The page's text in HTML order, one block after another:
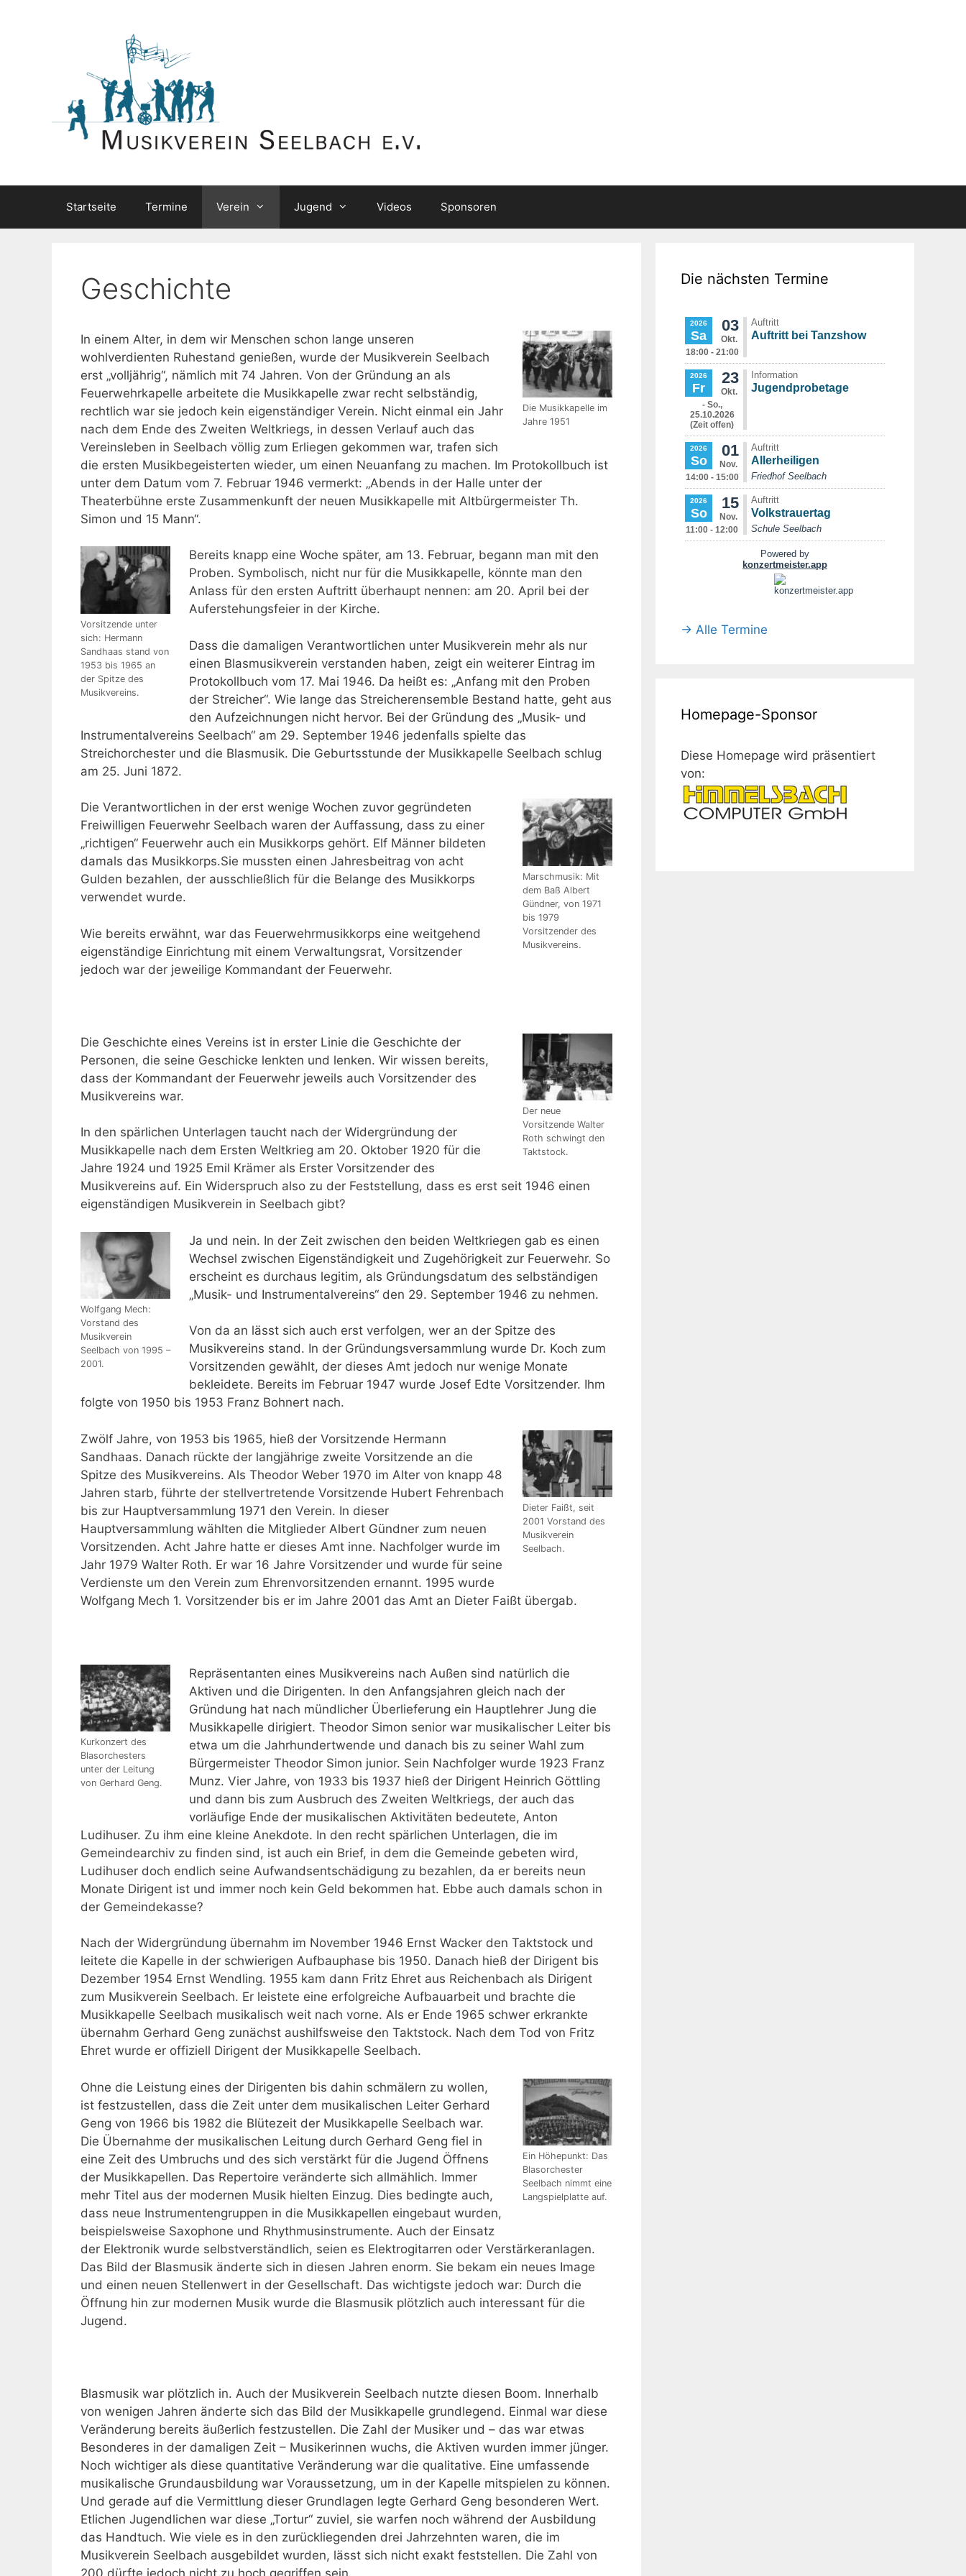
Startseite Termine Verein Jugend Videos Sponsoren
Geschichte
Die Musikkapelle im
Jahre 1951
In einem Alter, in dem wir Menschen schon lange unseren
wohlverdienten Ruhestand genießen, wurde der Musikverein Seelbach
erst „volljährig“, nämlich mit 74 Jahren. Von der Gründung an als
Feuerwehrkapelle arbeitete die Musikkapelle zwar recht selbständig,
rechtlich war sie jedoch kein eigenständiger Verein. Nicht einmal ein Jahr
nach dem Ende des Zweiten Weltkriegs, in dessen Verlauf auch das
Vereinsleben in Seelbach völlig zum Erliegen gekommen war, trafen sich
die ersten Musikbegeisterten wieder, um einen Neuanfang zu machen. Im Protokollbuch ist
unter dem Datum vom 7. Februar 1946 vermerkt: „Abends in der Halle unter der
Theaterbühne erste Zusammenkunft der neuen Musikkapelle mit Altbürgermeister Th.
Simon und 15 Mann“.
Vorsitzende unter
sich: Hermann
Sandhaas stand von
1953 bis 1965 an
der Spitze des
Musikvereins.
Bereits knapp eine Woche später, am 13. Februar, begann man mit den
Proben. Symbolisch, nicht nur für die Musikkapelle, könnte man den
Anlass für den ersten Auftritt überhaupt nennen: am 20. April bei der
Auferstehungsfeier in der Kirche.
Dass die damaligen Verantwortlichen unter Musikverein mehr als nur
einen Blasmusikverein verstanden haben, zeigt ein weiterer Eintrag im
Protokollbuch vom 17. Mai 1946. Da heißt es: „Anfang mit den Proben
der Streicher“. Wie lange das Streicherensemble Bestand hatte, geht aus
den Aufzeichnungen nicht hervor. Bei der Gründung des „Musik- und
Instrumentalvereins Seelbach“ am 29. September 1946 jedenfalls spielte das
Streichorchester und die Blasmusik. Die Geburtsstunde der Musikkapelle Seelbach schlug
am 25. Juni 1872.
Marschmusik: Mit
dem Baß Albert
Gündner, von 1971
bis 1979
Vorsitzender des
Musikvereins.
Die Verantwortlichen in der erst wenige Wochen zuvor gegründeten
Freiwilligen Feuerwehr Seelbach waren der Auffassung, dass zu einer
„richtigen“ Feuerwehr auch ein Musikkorps gehört. Elf Männer bildeten
damals das Musikkorps.Sie mussten einen Jahresbeitrag von acht
Gulden bezahlen, der ausschließlich für die Belange des Musikkorps
verwendet wurde.
Wie bereits erwähnt, war das Feuerwehrmusikkorps eine weitgehend
eigenständige Einrichtung mit einem Verwaltungsrat, Vorsitzender
jedoch war der jeweilige Kommandant der Feuerwehr.
Der neue
Vorsitzende Walter
Roth schwingt den
Taktstock.
Die Geschichte eines Vereins ist in erster Linie die Geschichte der
Personen, die seine Geschicke lenkten und lenken. Wir wissen bereits,
dass der Kommandant der Feuerwehr jeweils auch Vorsitzender des
Musikvereins war.
In den spärlichen Unterlagen taucht nach der Widergründung der
Musikkapelle nach dem Ersten Weltkrieg am 20. Oktober 1920 für die
Jahre 1924 und 1925 Emil Krämer als Erster Vorsitzender des
Musikvereins auf. Ein Widerspruch also zu der Feststellung, dass es erst seit 1946 einen
eigenständigen Musikverein in Seelbach gibt?
Wolfgang Mech:
Vorstand des
Musikverein
Seelbach von 1995 –
2001.
Ja und nein. In der Zeit zwischen den beiden Weltkriegen gab es einen
Wechsel zwischen Eigenständigkeit und Zugehörigkeit zur Feuerwehr. So
erscheint es durchaus legitim, als Gründungsdatum des selbständigen
„Musik- und Instrumentalvereins“ den 29. September 1946 zu nehmen.
Von da an lässt sich auch erst verfolgen, wer an der Spitze des
Musikvereins stand. In der Gründungsversammlung wurde Dr. Koch zum
Vorsitzenden gewählt, der dieses Amt jedoch nur wenige Monate
bekleidete. Bereits im Februar 1947 wurde Josef Edte Vorsitzender. Ihm
folgte von 1950 bis 1953 Franz Bohnert nach.
Dieter Faißt, seit
2001 Vorstand des
Musikverein
Seelbach.
Zwölf Jahre, von 1953 bis 1965, hieß der Vorsitzende Hermann
Sandhaas. Danach rückte der langjährige zweite Vorsitzende an die
Spitze des Musikvereins. Als Theodor Weber 1970 im Alter von knapp 48
Jahren starb, führte der stellvertretende Vorsitzende Hubert Fehrenbach
bis zur Hauptversammlung 1971 den Verein. In dieser
Hauptversammlung wählten die Mitglieder Albert Gündner zum neuen
Vorsitzenden. Acht Jahre hatte er dieses Amt inne. Nachfolger wurde im
Jahr 1979 Walter Roth. Er war 16 Jahre Vorsitzender und wurde für seine
Verdienste um den Verein zum Ehrenvorsitzenden ernannt. 1995 wurde
Wolfgang Mech 1. Vorsitzender bis er im Jahre 2001 das Amt an Dieter Faißt übergab.
Kurkonzert des
Blasorchesters
unter der Leitung
von Gerhard Geng.
Repräsentanten eines Musikvereins nach Außen sind natürlich die
Aktiven und die Dirigenten. In den Anfangsjahren gleich nach der
Gründung hat nach mündlicher Überlieferung ein Hauptlehrer Jung die
Musikkapelle dirigiert. Theodor Simon senior war musikalischer Leiter bis
etwa um die Jahrhundertwende und danach bis zu seiner Wahl zum
Bürgermeister Theodor Simon junior. Sein Nachfolger wurde 1923 Franz
Munz. Vier Jahre, von 1933 bis 1937 hieß der Dirigent Heinrich Göttling
und dann bis zum Ausbruch des Zweiten Weltkriegs, der auch das
vorläufige Ende der musikalischen Aktivitäten bedeutete, Anton
Ludihuser. Zu ihm eine kleine Anekdote. In den recht spärlichen Unterlagen, die im
Gemeindearchiv zu finden sind, ist auch ein Brief, in dem die Gemeinde gebeten wird,
Ludihuser doch endlich seine Aufwandsentschädigung zu bezahlen, da er bereits neun
Monate Dirigent ist und immer noch kein Geld bekommen hat. Ebbe auch damals schon in
der Gemeindekasse?
Nach der Widergründung übernahm im November 1946 Ernst Wacker den Taktstock und
leitete die Kapelle in der schwierigen Aufbauphase bis 1950. Danach hieß der Dirigent bis
Dezember 1954 Ernst Wendling. 1955 kam dann Fritz Ehret aus Reichenbach als Dirigent
zum Musikverein Seelbach. Er leistete eine erfolgreiche Aufbauarbeit und brachte die
Musikkapelle Seelbach musikalisch weit nach vorne. Als er Ende 1965 schwer erkrankte
übernahm Gerhard Geng zunächst aushilfsweise den Taktstock. Nach dem Tod von Fritz
Ehret wurde er offiziell Dirigent der Musikkapelle Seelbach.
Ein Höhepunkt: Das
Blasorchester
Seelbach nimmt eine
Langspielplatte auf.
Ohne die Leistung eines der Dirigenten bis dahin schmälern zu wollen,
ist festzustellen, dass die Zeit unter dem musikalischen Leiter Gerhard
Geng von 1966 bis 1982 die Blütezeit der Musikkapelle Seelbach war.
Die Übernahme der musikalischen Leitung durch Gerhard Geng fiel in
eine Zeit des Umbruchs und des sich verstärkt für die Jugend Öffnens
der Musikkapellen. Das Repertoire veränderte sich allmählich. Immer
mehr Titel aus der modernen Musik hielten Einzug. Dies bedingte auch,
dass neue Instrumentengruppen in die Musikkapellen eingebaut wurden,
beispielsweise Saxophone und Rhythmusinstrumente. Auch der Einsatz
der Elektronik wurde selbstverständlich, seien es Elektrogitarren oder Verstärkeranlagen.
Das Bild der Blasmusik änderte sich in diesen Jahren enorm. Sie bekam ein neues Image
und einen neuen Stellenwert in der Gesellschaft. Das wichtigste jedoch war: Durch die
Öffnung hin zur modernen Musik wurde die Blasmusik plötzlich auch interessant für die
Jugend.
Blasmusik war plötzlich in. Auch der Musikverein Seelbach nutzte diesen Boom. Innerhalb
von wenigen Jahren änderte sich das Bild der Musikkapelle grundlegend. Einmal war diese
Veränderung bereits äußerlich festzustellen. Die Zahl der Musiker und – das war etwas
Besonderes in der damaligen Zeit – Musikerinnen wuchs, die Aktiven wurden immer jünger.
Noch wichtiger als diese quantitative Veränderung war die qualitative. Eine umfassende
musikalische Grundausbildung war Voraussetzung, um in der Kapelle mitspielen zu können.
Und gerade auf die Vermittlung dieser Grundlagen legte Gerhard Geng besonderen Wert.
Etlichen Jugendlichen war diese „Tortur“ zuviel, sie warfen noch während der Ausbildung
das Handtuch. Wie viele es in den zurückliegenden drei Jahrzehnten waren, die im
Musikverein Seelbach ausgebildet wurden, lässt sich nicht exakt feststellen. Die Zahl von
200 dürfte jedoch nicht zu hoch gegriffen sein.
Die nächsten Termine
→ Alle Termine
Homepage-Sponsor
Diese Homepage wird präsentiert
von: